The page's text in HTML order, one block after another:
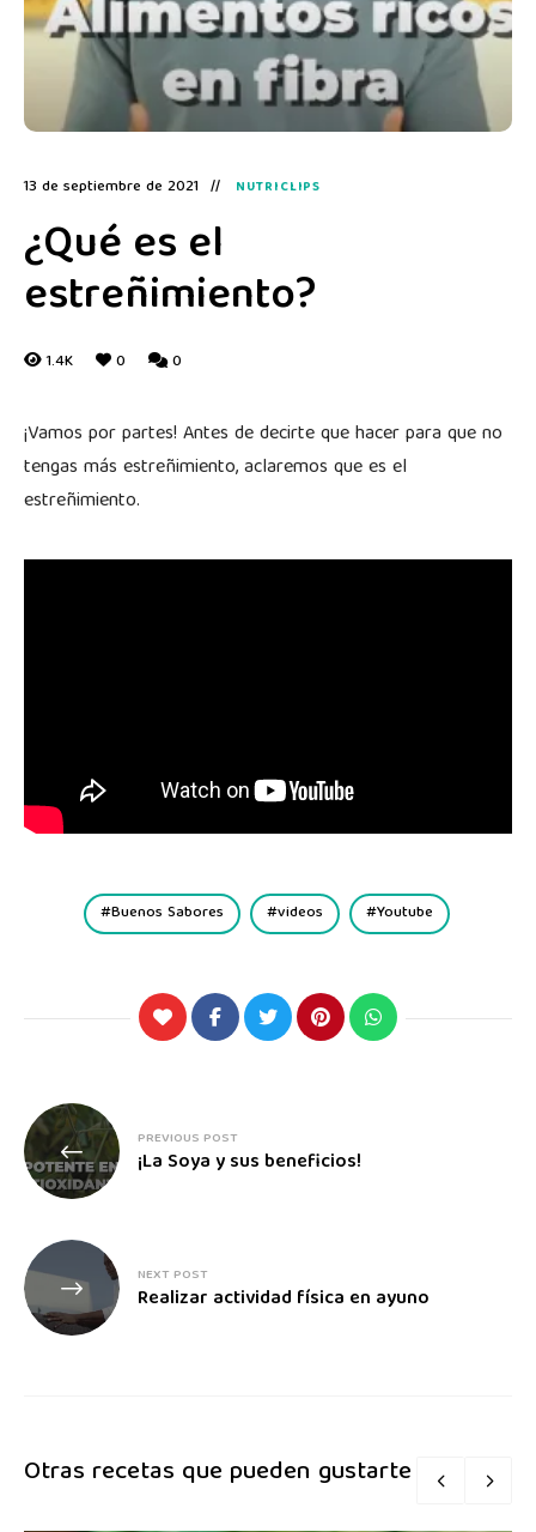
13 de septiembre de 2021 NUTRICLIPS
¿Qué es el
estreñimiento?
1.4K 0 0
¡Vamos por partes! Antes de decirte que hacer para que no
tengas más estreñimiento, aclaremos que es el
estreñimiento.
Buenos Sabores videos Youtube
PREVIOUS POST
¡La Soya y sus beneficios!
NEXT POST
Realizar actividad física en ayuno
Otras recetas que pueden gustarte